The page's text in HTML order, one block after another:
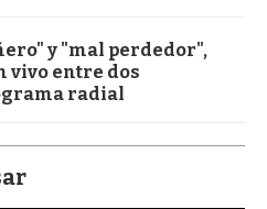
y "mal perdedor",
vivo entre dos
radial